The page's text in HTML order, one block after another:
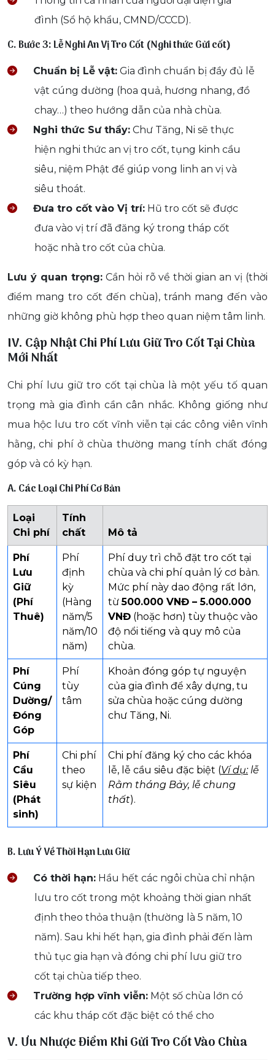
đình (Sổ hộ khẩu, CMND/CCCD).
C. Bước 3: Lễ Nghi An Vị Tro Cốt (Nghi thức Gửi cốt)
Chuẩn bị Lễ vật: Gia đình chuẩn bị đầy đủ lễ
vật cúng dường (hoa quả, hương nhang, đồ
chay…) theo hướng dẫn của nhà chùa.
Nghi thức Sư thầy: Chư Tăng, Ni sẽ thực
hiện nghi thức an vị tro cốt, tụng kinh cầu
siêu, niệm Phật để giúp vong linh an vị và
siêu thoát.
Đưa tro cốt vào Vị trí: Hũ tro cốt sẽ được
đưa vào vị trí đã đăng ký trong tháp cốt
hoặc nhà tro cốt của chùa.
Lưu ý quan trọng:Cần hỏi rõ về thời gian an vị (thời
điểm mang tro cốt đến chùa), tránh mang đến vào
những giờ không phù hợp theo quan niệm tâm linh.
IV. Cập Nhật Chi Phí Lưu Giữ Tro Cốt Tại Chùa
Mới Nhất
Chi phí lưu giữ tro cốt tại chùa là một yếu tố quan
trọng mà gia đình cần cân nhắc. Không giống như
mua hộc lưu tro cốt vĩnh viễn tại các công viên vĩnh
hằng, chi phí ở chùa thường mang tính chất đóng
góp và có kỳ hạn.
A. Các Loại Chi Phí Cơ Bản
Loại
Chi phí
Tính
chất
Mô tả
Phí
Lưu
Giữ
(Phí
Thuê)
Phí
định
kỳ
(Hàng
năm/5
năm/10
năm)
Phí duy trì chỗ đặt tro cốt tại
chùa và chi phí quản lý cơ bản.
Mức phí này dao động rất lớn,
từ500.000 VNĐ – 5.000.000
VNĐ (hoặc hơn) tùy thuộc vào
độ nổi tiếng và quy mô của
chùa.
Phí
Cúng
Dường/
Đóng
Góp
Phí
tùy
tâm
Khoản đóng góp tự nguyện
của gia đình để xây dựng, tu
sửa chùa hoặc cúng dường
chư Tăng, Ni.
Phí
Cầu
Siêu
(Phát
sinh)
Chi phí
theo
sự kiện
Chi phí đăng ký cho các khóa
lễ, lễ cầu siêu đặc biệt (Ví dụ:lễ
Rằm tháng Bảy, lễ chung
thất).
B. Lưu Ý Về Thời Hạn Lưu Giữ
Có thời hạn: Hầu hết các ngôi chùa chỉ nhận
lưu tro cốt trong một khoảng thời gian nhất
định theo thỏa thuận (thường là 5 năm, 10
năm). Sau khi hết hạn, gia đình phải đến làm
thủ tục gia hạn và đóng chi phí lưu giữ tro
cốt tại chùa tiếp theo.
Trường hợp vĩnh viễn: Một số chùa lớn có
các khu tháp cốt đặc biệt có thể cho
V. Ưu Nhược Điểm Khi Gửi Tro Cốt Vào Chùa